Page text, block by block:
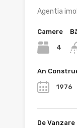
Agentia
Camere
4
An
1976
De Vanzare